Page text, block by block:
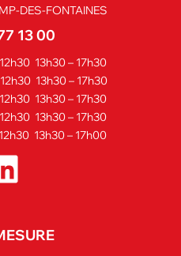
DES-FONTAINES
13 00
13h30 – 17h30
13h30 – 17h30
13h30 – 17h30
13h30 – 17h30
13h30 – 17h00